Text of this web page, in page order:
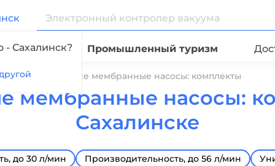
Сахалинск?
Видео Промышленный туризм
стойкие мембранные насосы: комплекты
мембранные насосы:
Сахалинске
до 30 л/мин Производительность, до 56 л/мин